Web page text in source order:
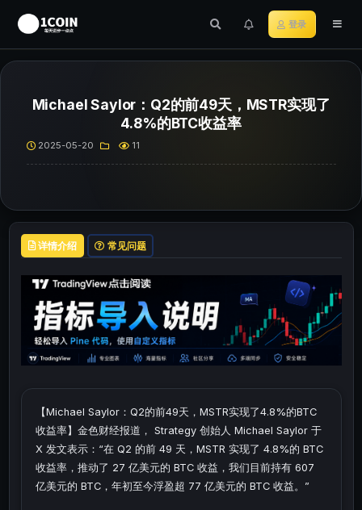
登录
Michael Saylor：Q2的前49天，MSTR实现了
4.8%的BTC收益率
2025-05-20 11
详情介绍 常见问题
【Michael Saylor：Q2的前49天，MSTR实现了4.8%的BTC
收益率】金色财经报道， Strategy 创始人 Michael Saylor 于
X 发文表示：“在 Q2 的前 49 天，MSTR 实现了 4.8%的 BTC
收益率，推动了 27 亿美元的 BTC 收益，我们目前持有 607
亿美元的 BTC，年初至今浮盈超 77 亿美元的 BTC 收益。”